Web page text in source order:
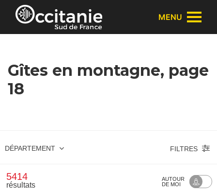
Panneau de gestion des cookies
MENU
Gîtes en montagne, page
18
DÉPARTEMENT FILTRES
5414
résultats
AUTOUR
DE MOI